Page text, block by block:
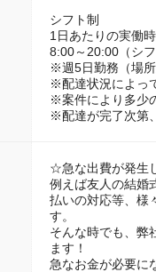
シフト制
1日あたりの実働
8:00～20:00（シフ
※週5日勤務（場所
※配達状況によっ
※案件により多少
※配達が完了次第
☆急な出費が発生
例えば友人の結婚
払いの対応等、様
す。
そんな時でも、弊
ます！
急なお金が必要に